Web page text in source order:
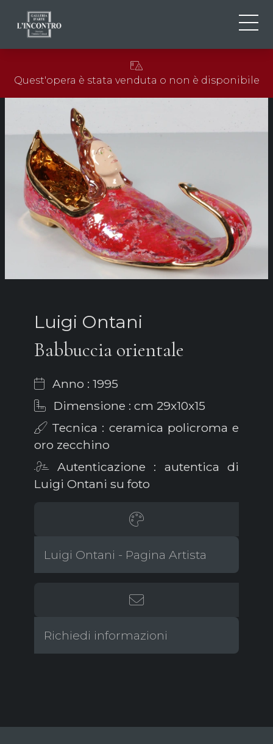
EN
FR
NEWS ED EVENTI
ARTISTI E OPERE
CONTATTI
Quest'opera è stata venduta o non è disponibile
Luigi Ontani
Babbuccia orientale
Anno : 1995
Dimensione : cm 29x10x15
Tecnica : ceramica policroma e
oro zecchino
Autenticazione : autentica di
Luigi Ontani su foto
Luigi Ontani - Pagina Artista
Richiedi informazioni